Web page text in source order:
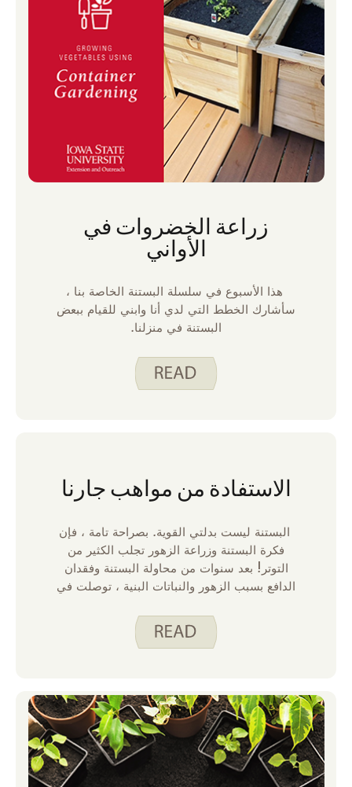
زراعة الخضروات في
الأواني
هذا الأسبوع في سلسلة البستنة الخاصة بنا ،
سأشارك الخطط التي لدي أنا وابني للقيام ببعض
البستنة في منزلنا.
الاستفادة من مواهب جارنا
البستنة ليست بدلتي القوية. بصراحة تامة ، فإن
فكرة البستنة وزراعة الزهور تجلب الكثير من
التوتر! بعد سنوات من محاولة البستنة وفقدان
الدافع بسبب الزهور والنباتات البنية ، توصلت في
شرائها من متجر البقالة أو سوق المزارعين
المحليين. لحسن الحظ ، أحد جيراننا لديه هدية
السابقة ، أجرت جارتنا البحث لتحديد العناصر
التي يجب زراعتها في حديقتها. مع الكثير من
التجربة والخطأ ، أصبحت ناجحة للغاية!